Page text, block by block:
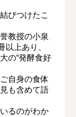
びつけたこ
教授の小泉
上あり、
の“発酵食好
自身の食体
も含めて語
るのがわか